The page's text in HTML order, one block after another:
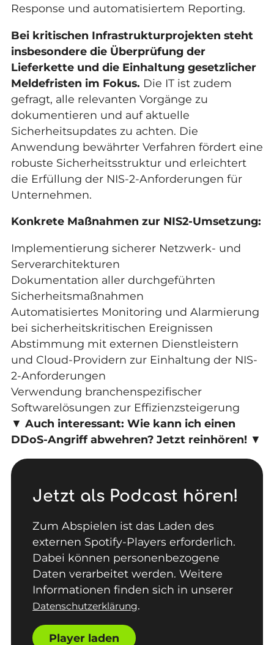
Response und automatisiertem Reporting.
Bei kritischen Infrastrukturprojekten steht
insbesondere die Überprüfung der
Lieferkette und die Einhaltung gesetzlicher
Meldefristen im Fokus. Die IT ist zudem
gefragt, alle relevanten Vorgänge zu
dokumentieren und auf aktuelle
Sicherheitsupdates zu achten. Die
Anwendung bewährter Verfahren fördert eine
robuste Sicherheitsstruktur und erleichtert
die Erfüllung der NIS-2-Anforderungen für
Unternehmen.
Konkrete Maßnahmen zur NIS2-Umsetzung:
Implementierung sicherer Netzwerk- und
Serverarchitekturen
Dokumentation aller durchgeführten
Sicherheitsmaßnahmen
Automatisiertes Monitoring und Alarmierung
bei sicherheitskritischen Ereignissen
Abstimmung mit externen Dienstleistern
und Cloud-Providern zur Einhaltung der NIS-
2-Anforderungen
Verwendung branchenspezifischer
Softwarelösungen zur Effizienzsteigerung
▼ Auch interessant: Wie kann ich einen
DDoS-Angriff abwehren? Jetzt reinhören!▼
Jetzt als Podcast hören!
Zum Abspielen ist das Laden des
externen Spotify-Players erforderlich.
Dabei können personenbezogene
Daten verarbeitet werden. Weitere
Informationen finden sich in unserer
Datenschutzerklärung.
Player laden